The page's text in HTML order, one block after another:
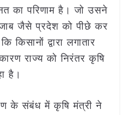
का परिणाम है। जो उसने
जैसे प्रदेश को पीछे कर
किसानों द्वारा लगातार
राज्य को निरंतर कृषि
है।
के संबंध में कृषि मंत्री ने